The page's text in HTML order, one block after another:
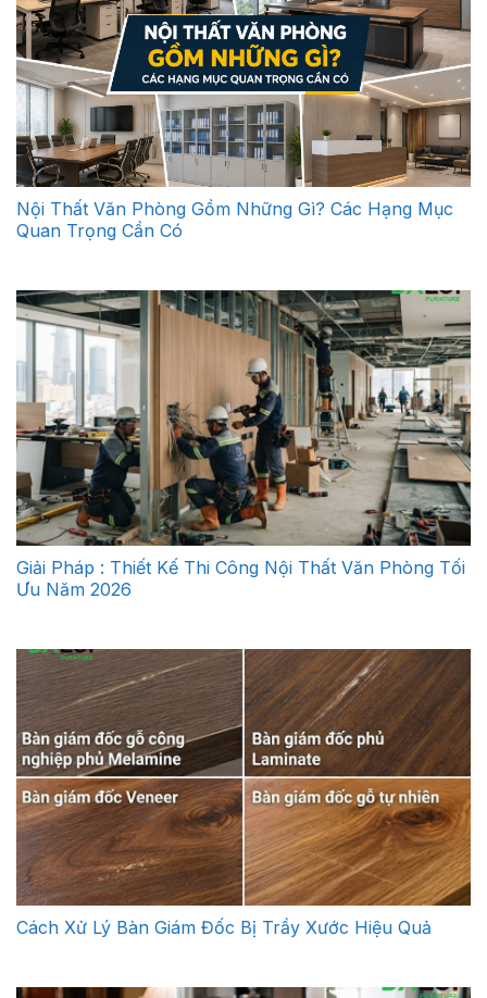
Nội Thất Văn Phòng Gồm Những Gì? Các Hạng Mục
Quan Trọng Cần Có
Giải Pháp : Thiết Kế Thi Công Nội Thất Văn Phòng Tối
Ưu Năm 2026
Cách Xử Lý Bàn Giám Đốc Bị Trầy Xước Hiệu Quả